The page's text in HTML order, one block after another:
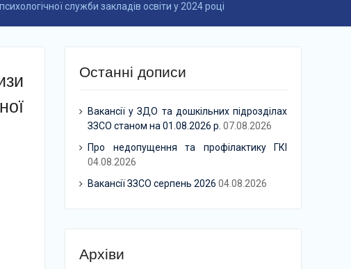
служби закладів освіти у 2024 році
Останні дописи
Вакансії у ЗДО та дошкільних підрозділах
ЗЗСО станом на 01.08.2026 р. 07.08.2026
Про недопущення та профілактику ГКІ
04.08.2026
Вакансії ЗЗСО серпень 2026 04.08.2026
Архіви